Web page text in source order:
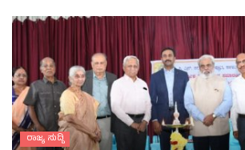
ರಾಜ್ಯ ಸುದ್ದಿ